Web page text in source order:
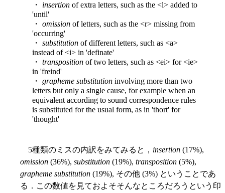
・ insertion of extra letters, such as the <l> added to
'until'
・ omission of letters, such as the <r> missing from
'occurring'
・ substitution of different letters, such as <a>
instead of <i> in 'definate'
・ transposition of two letters, such as <ei> for <ie>
in 'freind'
・ grapheme substitution involving more than two
letters but only a single cause, for example when an
equivalent according to sound correspondence rules
is substituted for the usual form, as in 'thort' for
'thought'
5種類のミスの内訳をみてみると， insertion (17%),
omission (36%), substitution (19%), transposition (5%),
grapheme substitution (19%), その他 (3%) ということであ
る．この数値を見ておよそそんなところだろうという印